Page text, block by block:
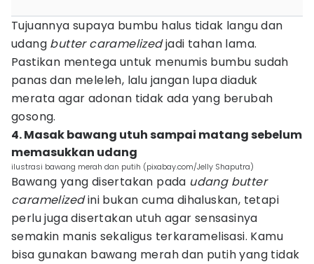
Tujuannya supaya bumbu halus tidak langu dan
udang butter caramelizedjadi tahan lama.
Pastikan mentega untuk menumis bumbu sudah
panas dan meleleh, lalu jangan lupa diaduk
merata agar adonan tidak ada yang berubah
gosong.
4. Masak bawang utuh sampai matang sebelum
memasukkan udang
ilustrasi bawang merah dan putih (pixabay.com/Jelly Shaputra)
Bawang yang disertakan pada udang butter
caramelizedini bukan cuma dihaluskan, tetapi
perlu juga disertakan utuh agar sensasinya
semakin manis sekaligus terkaramelisasi. Kamu
bisa gunakan bawang merah dan putih yang tidak